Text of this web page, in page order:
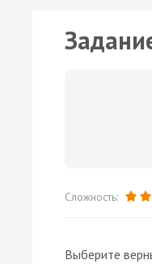
Сложность:
Выберите